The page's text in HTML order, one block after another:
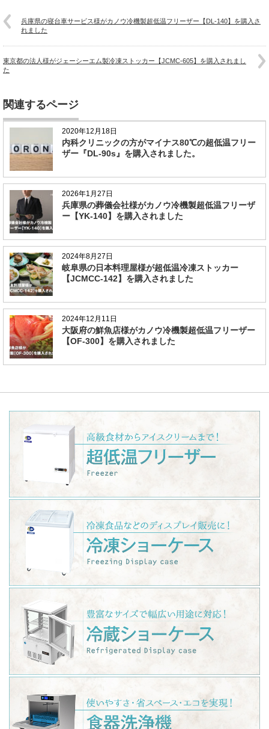
兵庫県の寝台車サービス様がカノウ冷機製超低温フリーザー【DL-140】を購入さ
れました
東京都の法人様がジェーシーエム製冷凍ストッカー【JCMC-605】を購入されまし
た
関連するページ
2020年12月18日
内科クリニックの方がマイナス80℃の超低温フリー
ザー『DL-90s』を購入されました。
2026年1月27日
兵庫県の葬儀会社様がカノウ冷機製超低温フリーザ
ー【YK-140】を購入されました
2024年8月27日
岐阜県の日本料理屋様が超低温冷凍ストッカー
【JCMCC-142】を購入されました
2024年12月11日
大阪府の鮮魚店様がカノウ冷機製超低温フリーザー
【OF-300】を購入されました